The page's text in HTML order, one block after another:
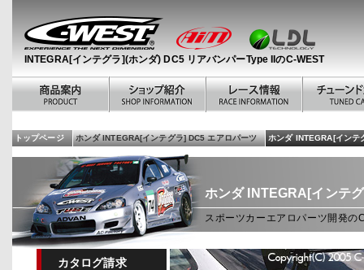
INTEGRA[インテグラ](ホンダ) DC5 リアバンパーType IIのC-WEST
トップページ ホンダ INTEGRA[インテグラ] DC5 エアロパーツ ホンダ INTEGRA[インテ
ホンダ INTEGRA[インテ
スポーツカーエアロパーツ開発
カタログ請求